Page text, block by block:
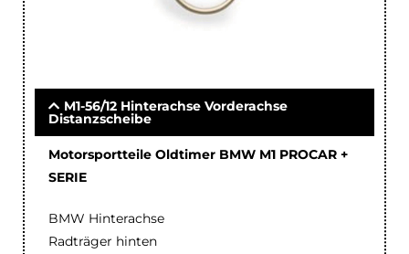
M1-56/12 Hinterachse Vorderachse
Distanzscheibe
Motorsportteile Oldtimer BMW M1 PROCAR +
SERIE
BMW Hinterachse
Radträger hinten